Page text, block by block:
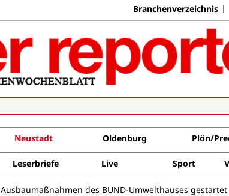
Branchenverzeichnis
Neustadt Oldenburg Plön/
Leserbriefe Live Sport
Ausbaumaßnahmen des BUND-Umwelthauses gestartet